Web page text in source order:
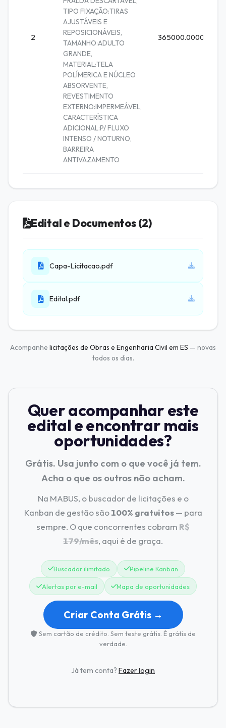
2
TIPO FIXAÇÃO:TIRAS
AJUSTÁVEIS E
REPOSICIONÁVEIS,
TAMANHO:ADULTO
GRANDE,
MATERIAL:TELA
POLÍMERICA E NÚCLEO
ABSORVENTE,
REVESTIMENTO
EXTERNO:IMPERMEÁVEL,
CARACTERÍSTICA
ADICIONAL:P/ FLUXO
INTENSO / NOTURNO,
BARREIRA
ANTIVAZAMENTO
365000.0000
Edital e Documentos (2)
Capa-Licitacao.pdf
Edital.pdf
Acompanhe licitações de Obras e Engenharia Civil em ES — novas
todos os dias.
Quer acompanhar este
edital e encontrar mais
oportunidades?
Grátis. Usa junto com o que você já tem.
Acha o que os outros não acham.
Na MABUS, o buscador de licitações e o
Kanban de gestão são100% gratuitos— para
sempre. O que concorrentes cobramR$
179/mês, aqui é de graça.
Buscador ilimitado Pipeline Kanban
Alertas por e-mail Mapa de oportunidades
Criar Conta Grátis →
Sem cartão de crédito. Sem teste grátis. É grátis de
verdade.
Já tem conta? Fazer login